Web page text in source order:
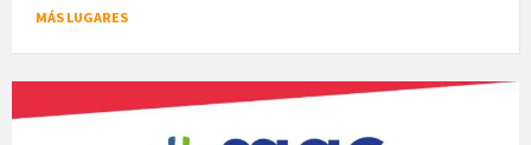
MÁS LUGARES